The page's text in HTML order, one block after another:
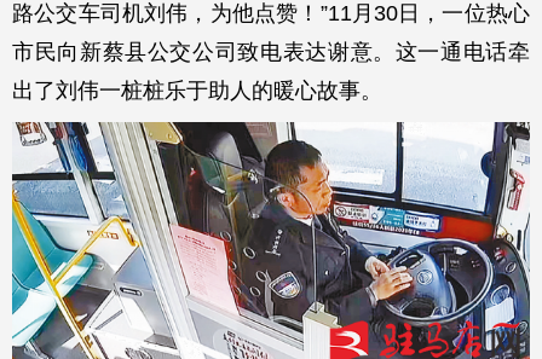
路公交车司机刘伟，为他点赞！”11月30日，一位热心
市民向新蔡县公交公司致电表达谢意。这一通电话牵
出了刘伟一桩桩乐于助人的暖心故事。